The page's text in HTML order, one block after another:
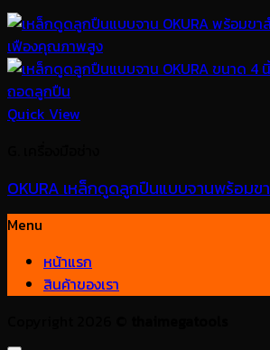
Quick View
OKURA เหล็กดูดลูกปืนแบบจานพร้อมขา
Menu
หน้าแรก
สินค้าของเรา